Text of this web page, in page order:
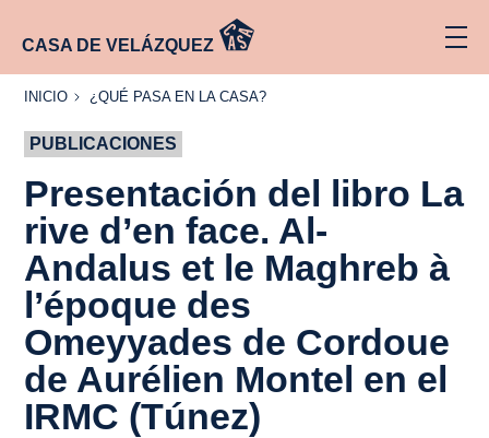
CASA DE VELÁZQUEZ
INICIO
INICIO
¿QUÉ
CASA?
¿QUÉ PASA EN LA CASA?
PUBLICACIONES
Presentación del libro La
rive d’en face. Al-
Andalus et le Maghreb à
l’époque des
Omeyyades de Cordoue
de Aurélien Montel en el
IRMC (Túnez)